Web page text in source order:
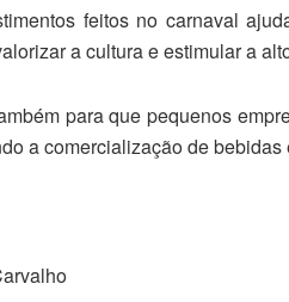
feitos no carnaval
a cultura e estimular a
para que pequenos
a comercialização de